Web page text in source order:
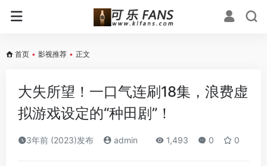
首页 • 影视推荐 • 正文
大失所望！一口气连刷18集，浪费虚
拟游戏设定的“种田剧”！
3年前 (2023)发布 admin 1,493 0 0